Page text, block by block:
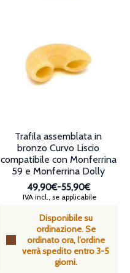
possono
essere
scelte
nella
Disponibile su
ordinazione. Se
ordinato ora, l’ordine
verrà spedito entro 3-5
giorni.
Trafila assemblata in
bronzo Curvo Liscio
compatibile con Monferrina
59 e Monferrina Dolly
49,90€-55,90€
Fascia
prezzo:
da
49,90€
a
55,90€
IVA incl., se applicabile